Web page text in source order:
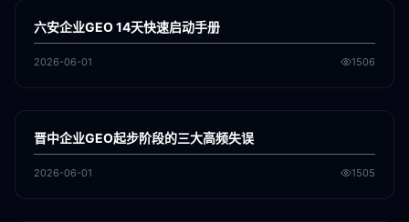
GEO
六安企业GEO 14天快速启动手册
2026-06-01 1506
GEO
晋中企业GEO起步阶段的三大高频失误
2026-06-01 1505